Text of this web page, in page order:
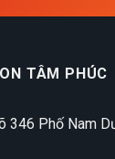
TÂM PHÚC
346 Phố Nam